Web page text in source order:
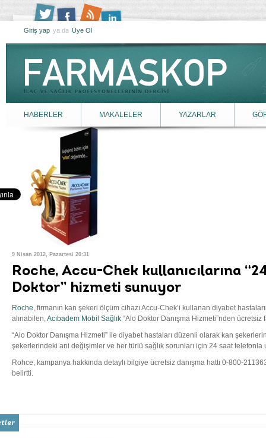
Giriş yap ya da Üye Ol
HABERLER MAKALELER YAZARLAR
9 Nisan 2012, Pazartesi 20:31
Roche, Accu-Chek kullanıcılarına
Doktor” hizmeti sunuyor
Roche, firmanın kan şekeri ölçüm cihazı Accu-Chek’i kullanan diyabet
alınabilen,Acıbadem Mobil Sağlık “Alo Doktor Danışma Hizmeti”nden
“Alo Doktor Danışma Hizmeti” ile diyabet hastaları düzenli olarak kan
şekerlerindeki ani değişimler ve her türlü sağlık sorunları için 24 saat
Rohce, kampanya hakkında detaylı bilgiye ücretsiz danışma hattı 0-800-
belirtti.